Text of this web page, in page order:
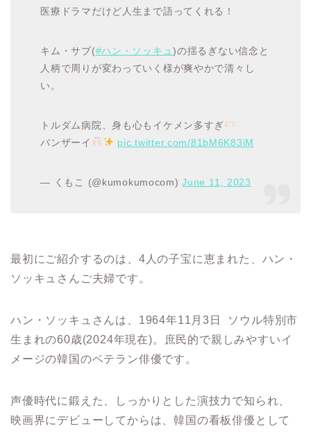
医療ドラマだけど人生まで語ってくれる！
キム・サブ(#ハン・ソッキュ)の揺るぎない信念と
人柄で周りが変わっていく様が爽やかで清々し
い。
トルダム病院、身も心もイケメン多すぎ
バンザーイ
pic.twitter.com/81bM6K83iM
— くもこ (@kumokumocom)June 11, 2023
最初にご紹介するのは、4人の子宝に恵まれた、ハン・
ソッキュさんご夫婦です。
ハン・ソッキュさんは、1964年11月3日 ソウル特別市
生まれの60歳(2024年現在)。
庶民的で親しみやすいイ
メージの韓国のベテラン俳優です。
声優時代に鍛えた、しっかりとした演技力で知られ、
映画界にデビューしてからは、韓国の看板俳優として